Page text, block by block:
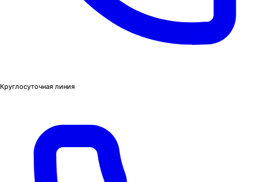
Круглосуточная линия